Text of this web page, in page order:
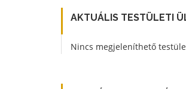
AKTUÁLIS TESTÜLETI
Nincs megjeleníthető